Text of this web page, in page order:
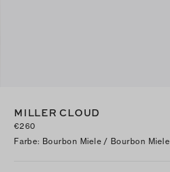
MILLER CLOUD
€260
Farbe: Bourbon Miele / Bourbon Miele